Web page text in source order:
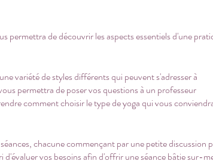
permettra de découvrir les aspects essentiels d'une
variété de styles différents qui peuvent s'adresser à
permettra de poser vos questions à un professeur
comment choisir le type de yoga qui vous
chacune commençant par une petite discussion
vos besoins afin d'offrir une séance bâtie sur-